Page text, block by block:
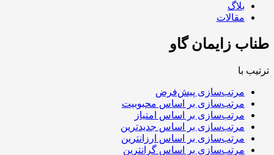
بلاگ
مقالات
طناب زایمان گاو
ترتیب با
مرتب‌سازی پیش‌فرض
مرتب‌سازی بر اساس محبوبیت
مرتب‌سازی بر اساس امتیاز
مرتب‌سازی بر اساس جدیدترین
مرتب‌سازی بر اساس ارزانترین
مرتب‌سازی بر اساس گرانترین